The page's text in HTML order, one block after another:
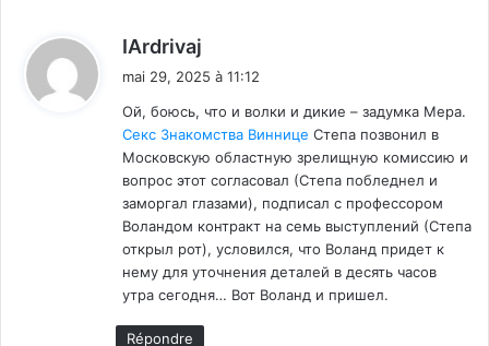
IArdrivaj
:
mai 29, 2025 à 11:12
Ой, боюсь, что и волки и дикие – задумка Мера.
Секс Знакомства Виннице Степа позвонил в
Московскую областную зрелищную комиссию и
вопрос этот согласовал (Степа побледнел и
заморгал глазами), подписал с профессором
Воландом контракт на семь выступлений (Степа
открыл рот), условился, что Воланд придет к
нему для уточнения деталей в десять часов
утра сегодня… Вот Воланд и пришел.
Répondre